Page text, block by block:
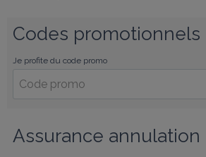
Codes promotionnels
Je profite du code promo
Assurance annulation